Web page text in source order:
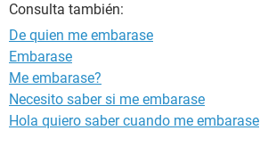
Consulta también:
De quien me embarase
Embarase
Me embarase?
Necesito saber si me embarase
Hola quiero saber cuando me embarase